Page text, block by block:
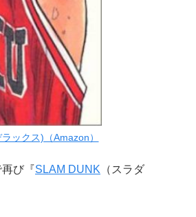
ックス)（Amazon）
び『SLAM DUNK （スラダ